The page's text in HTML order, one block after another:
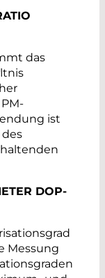
das
ist
DOP-
Messung